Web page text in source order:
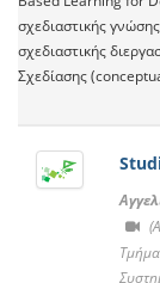
σχεδιαστικής
σχεδιαστικής
Σχεδίασης